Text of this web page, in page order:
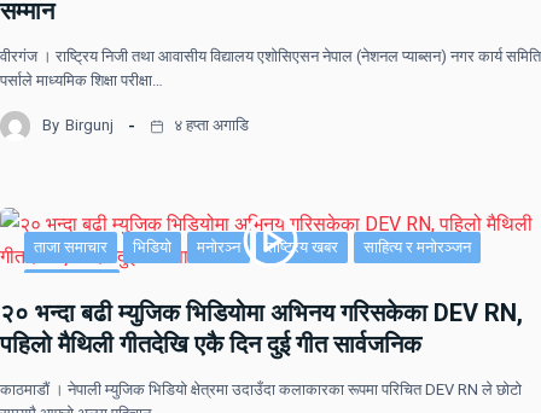
सम्मान
वीरगंज । राष्ट्रिय निजी तथा आवासीय विद्यालय एशोसिएसन नेपाल (नेशनल प्याब्सन) नगर कार्य समिति
पर्साले माध्यमिक शिक्षा परीक्षा…
By Birgunj ४ हप्ता अगाडि
ताजा समाचार भिडियो मनोरञ्न राष्ट्रिय खबर साहित्य र मनोरञ्जन
२० भन्दा बढी म्युजिक भिडियोमा अभिनय गरिसकेका DEV RN,
पहिलो मैथिली गीतदेखि एकै दिन दुई गीत सार्वजनिक
काठमाडौं । नेपाली म्युजिक भिडियो क्षेत्रमा उदाउँदा कलाकारका रूपमा परिचित DEV RN ले छोटो